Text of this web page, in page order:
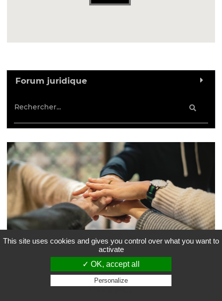
Forum juridique
Devenez bénévolesur le forum et aidez
des étudiants en droit
This site uses cookies and gives you control over what you want to
activate
✓ OK, accept all
Personalize